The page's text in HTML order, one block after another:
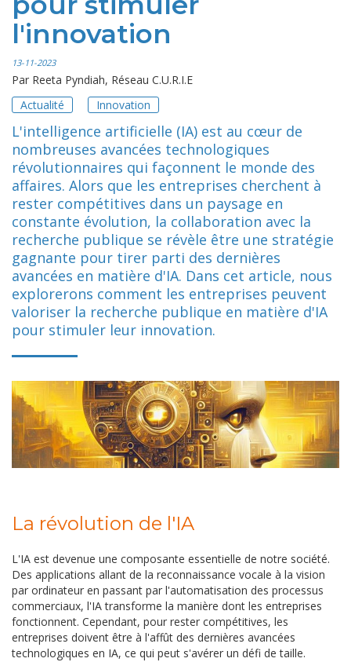
l'innovation
13-11-2023
Par Reeta Pyndiah, Réseau C.U.R.I.E
Actualité
Innovation
L'intelligence artificielle (IA) est au cœur de
nombreuses avancées technologiques
révolutionnaires qui façonnent le monde des
affaires. Alors que les entreprises cherchent à
rester compétitives dans un paysage en
constante évolution, la collaboration avec la
recherche publique se révèle être une stratégie
gagnante pour tirer parti des dernières
avancées en matière d'IA. Dans cet article, nous
explorerons comment les entreprises peuvent
valoriser la recherche publique en matière d'IA
pour stimuler leur innovation.
La révolution de l'IA
L'IA est devenue une composante essentielle de notre société.
Des applications allant de la reconnaissance vocale à la vision
par ordinateur en passant par l'automatisation des processus
commerciaux, l'IA transforme la manière dont les entreprises
fonctionnent. Cependant, pour rester compétitives, les
entreprises doivent être à l'affût des dernières avancées
technologiques en IA, ce qui peut s'avérer un défi de taille.